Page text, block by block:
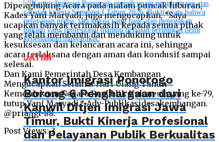
Dipenghujung Acara pada malam puncak hiburan,
Kades Yani Maryadi, juga mengucapkan, “Saya
ucapkan banyak terimakasih kepada semua pihak
yang telah membantu dan mendukung untuk
kesuksesan dan kelancaran acara ini, sehingga
acara terlaksana dengan aman dan kondusif sampai
selesai.
Dan Kami Pemerintah Desa Kembangan
Mengucapkan Selamat Hari Ulang Tahun
Kemerdekaan Negara Republik Indonesia yang ke-79,
tutup Yani Maryadi.* Adv-Publikasidesakembangan.
@pria/jgt-88.
Post Views: 3
JATIM
Kantor Imigrasi Ponorogo
Borong 6 Penghargaan dari
Kanwil Ditjen Imigrasi Jawa
Timur, Bukti Kinerja Profesional
dan Pelayanan Publik Berkualitas